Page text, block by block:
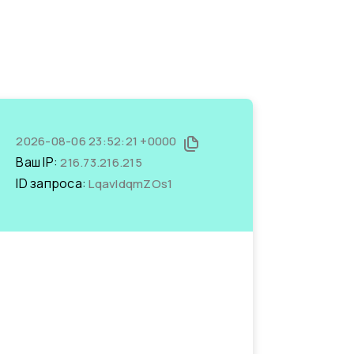
2026-08-06 23:52:21 +0000
Ваш IP:216.73.216.215
ID запроса:LqavldqmZOs1